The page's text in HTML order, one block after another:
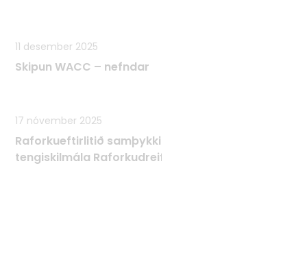
11 desember 2025
Skipun WACC – nefndar
17 nóvember 2025
Raforkueftirlitið samþykkir Tæknilega
tengiskilmála Raforkudreifingar TTR